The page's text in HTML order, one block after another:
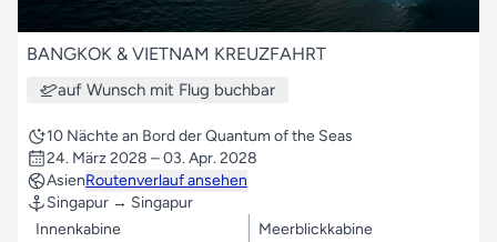
BANGKOK & VIETNAM KREUZFAHRT
auf Wunsch mit Flug buchbar
10 Nächte an Bord der Quantum of the Seas
24. März 2028 – 03. Apr. 2028
AsienRoutenverlauf ansehen
Singapur → Singapur
Innenkabine
Meerblickkabine